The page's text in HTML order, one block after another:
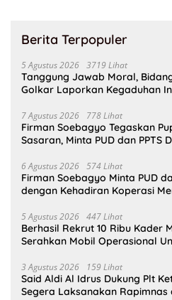
Berita Terpopuler
5 Agustus 2026 3719 Lihat
Tanggung Jawab Moral,
Golkar Laporkan Kegaduhan
7 Agustus 2026 778 Lihat
Firman Soebagyo Tegaskan
Sasaran, Minta PUD dan PPTS
6 Agustus 2026 574 Lihat
Firman Soebagyo Minta PUD
dengan Kehadiran Koperasi
5 Agustus 2026 447 Lihat
Berhasil Rekrut 10 Ribu Kader
Serahkan Mobil Operasional
3 Agustus 2026 159 Lihat
Said Aldi Al Idrus Dukung Plt
Segera Laksanakan Rapimnas